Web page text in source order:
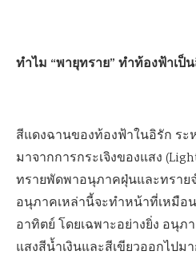
ทำไม “พายุทราย” ทำท้องฟ้าเป็
สีแดงฉานของท้องฟ้าในอิรัก ระ
มาจากการกระเจิงของแสง
ทรายพัดพาอนุภาคฝุ่นและทรา
อนุภาคเหล่านี้จะทำหน้าที่เหมือ
อาทิตย์ โดยเฉพาะอย่างยิ่ง อนุภ
แสงสีน้ำเงินและสีเขียวออกไปม